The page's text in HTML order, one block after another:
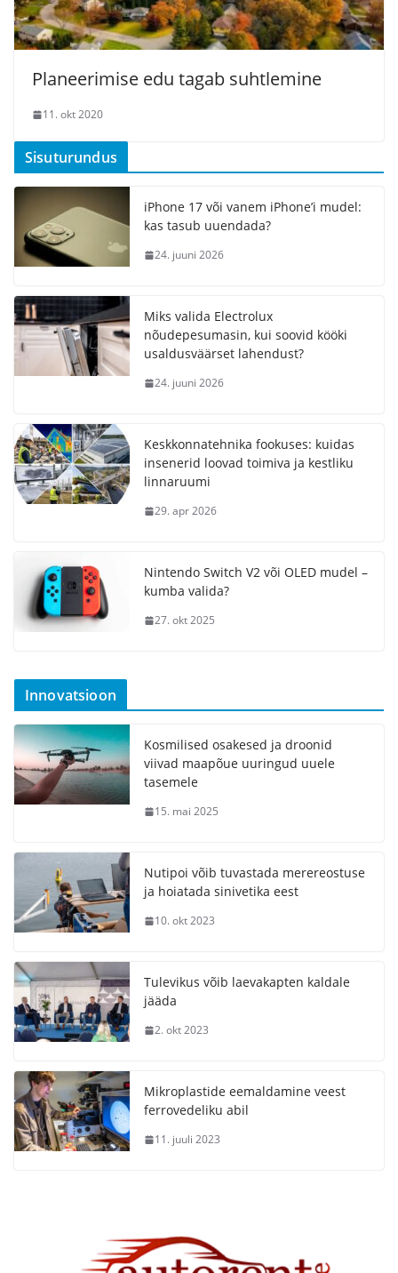
Planeerimise edu tagab suhtlemine
11. okt 2020
Sisuturundus
iPhone 17 või vanem iPhone’i mudel:
kas tasub uuendada?
24. juuni 2026
Miks valida Electrolux
nõudepesumasin, kui soovid kööki
usaldusväärset lahendust?
24. juuni 2026
Keskkonnatehnika fookuses: kuidas
insenerid loovad toimiva ja kestliku
linnaruumi
29. apr 2026
Nintendo Switch V2 või OLED mudel –
kumba valida?
27. okt 2025
Innovatsioon
Kosmilised osakesed ja droonid
viivad maapõue uuringud uuele
tasemele
15. mai 2025
Nutipoi võib tuvastada merereostuse
ja hoiatada sinivetika eest
10. okt 2023
Tulevikus võib laevakapten kaldale
jääda
2. okt 2023
Mikroplastide eemaldamine veest
ferrovedeliku abil
11. juuli 2023